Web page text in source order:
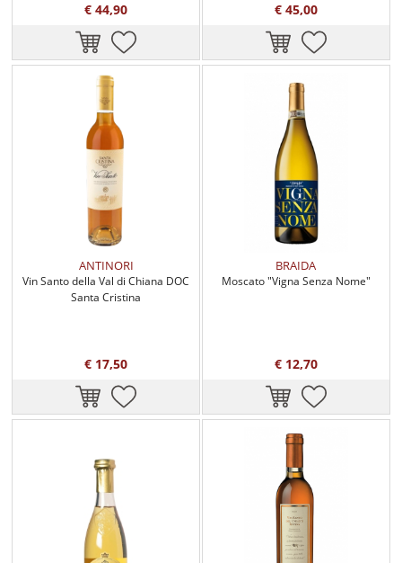
€ 44,90 € 45,00
ANTINORI
Vin Santo della Val di Chiana DOC
Santa Cristina
€ 17,50
BRAIDA
Moscato "Vigna Senza Nome"
€ 12,70